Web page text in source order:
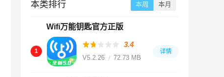
本类排行 本周 本月
Wifi万能钥匙官方正版
1
3.4
V5.2.26 72.73 MB
详情